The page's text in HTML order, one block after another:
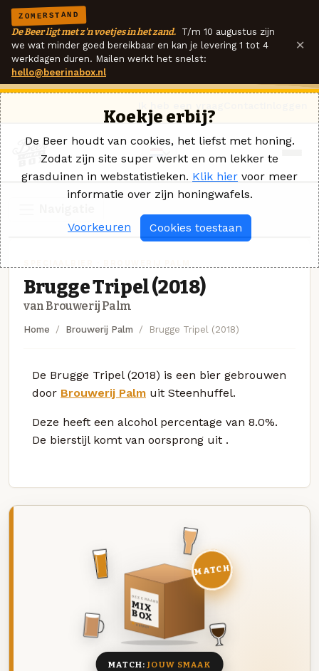
ZOMERSTAND
De Beer ligt met z'n voetjes in het zand. T/m 10 augustus zijn
we wat minder goed bereikbaar en kan je levering 1 tot 4
werkdagen duren. Mailen werkt het snelst:
hello@beerinabox.nl
×
Brugge Tripel (2018)
van Brouwerij Palm
Home Brouwerij Palm Brugge Tripel (2018)
De Brugge Tripel (2018) is een bier gebrouwen
door Brouwerij Palm uit Steenhuffel.
Deze heeft een alcohol percentage van 8.0%.
De bierstijl komt van oorsprong uit .
DEZE MAAND
MIX
BOX
8 BIEREN
MATCH
MATCH:JOUW SMAAK
Koekje erbij?
De Beer houdt van cookies, het liefst met honing.
Zodat zijn site super werkt en om lekker te
grasduinen in webstatistieken. Klik hier voor meer
informatie over zijn honingwafels.
Voorkeuren Cookies toestaan